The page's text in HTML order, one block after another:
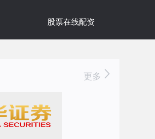
股票在线配资
更多